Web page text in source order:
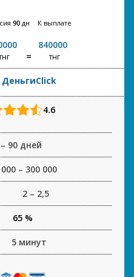
90 дн К выплате
840000
тнг
4.6
90 дней
– 300 000
2 – 2,5
65 %
5 минут